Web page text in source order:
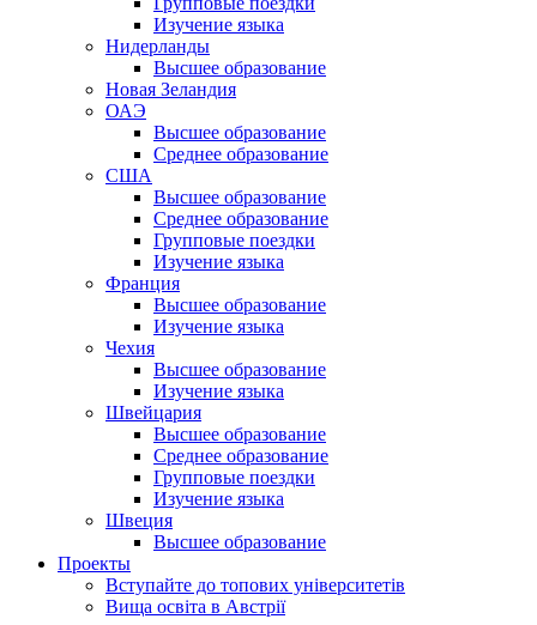
Изучение языка
Нидерланды
Высшее образование
Новая Зеландия
ОАЭ
Высшее образование
Среднее образование
США
Высшее образование
Среднее образование
Групповые поездки
Изучение языка
Франция
Высшее образование
Изучение языка
Чехия
Высшее образование
Изучение языка
Швейцария
Высшее образование
Среднее образование
Групповые поездки
Изучение языка
Швеция
Высшее образование
Проекты
Вступайте до топових університетів
Вища освіта в Австрії